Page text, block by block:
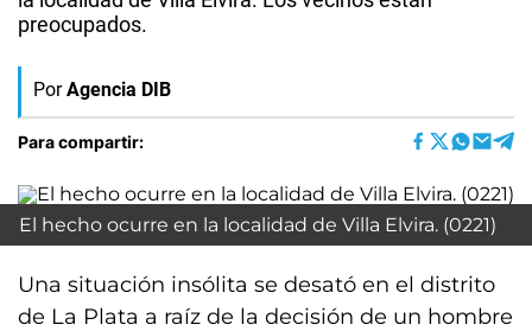
preocupados.
Por Agencia DIB
Para compartir:
El hecho ocurre en la localidad de Villa Elvira. (0221)
Una situación insólita se desató en el distrito
de La Plata a raíz de la decisión de un hombre